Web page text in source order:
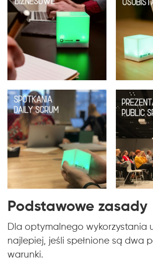
Podstawowe zasady
Dla optymalnego wykorzystania
najlepiej, jeśli spełnione są dwa
warunki.